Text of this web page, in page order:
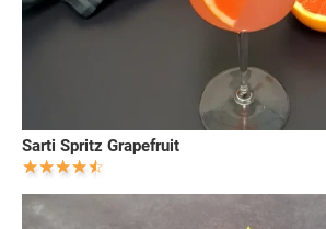
Sarti Spritz Grapefruit